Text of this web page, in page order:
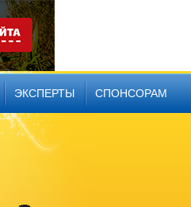
ЭКСПЕРТЫ СПОНСОРАМ